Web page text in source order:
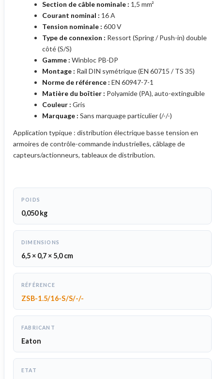
Section de câble nominale : 1,5 mm²
Courant nominal : 16 A
Tension nominale : 600 V
Type de connexion : Ressort (Spring / Push-in) double
côté (S/S)
Gamme : Winbloc PB-DP
Montage : Rail DIN symétrique (EN 60715 / TS 35)
Norme de référence : EN 60947-7-1
Matière du boîtier : Polyamide (PA), auto-extinguible
Couleur : Gris
Marquage : Sans marquage particulier (/-/-)
Application typique : distribution électrique basse tension en
armoires de contrôle-commande industrielles, câblage de
capteurs/actionneurs, tableaux de distribution.
POIDS
0,050 kg
DIMENSIONS
6,5 × 0,7 × 5,0 cm
RÉFÉRENCE
ZSB-1.5/16-S/S/-/-
FABRICANT
Eaton
ETAT